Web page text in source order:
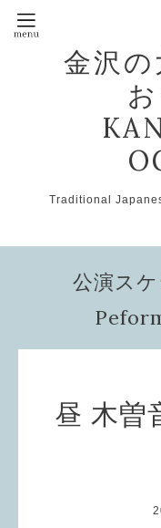
金沢
Traditional
公演ス
昼 木